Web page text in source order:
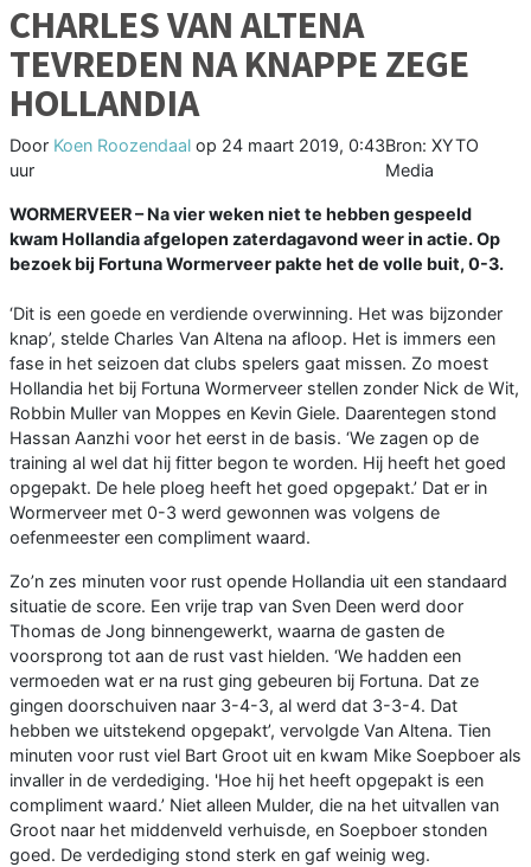
CHARLES VAN ALTENA
TEVREDEN NA KNAPPE ZEGE
HOLLANDIA
Door Koen Roozendaal op 24 maart 2019, 0:43
uur
Bron: XYTO
Media
WORMERVEER –Na vier weken niet te hebben gespeeld
kwam Hollandia afgelopen zaterdagavond weer in actie. Op
bezoek bij Fortuna Wormerveer pakte het de volle buit, 0-3.
‘Dit is een goede en verdiende overwinning. Het was bijzonder
knap’, stelde Charles Van Altena na afloop. Het is immers een
fase in het seizoen dat clubs spelers gaat missen. Zo moest
Hollandia het bij Fortuna Wormerveer stellen zonder Nick de Wit,
Robbin Muller van Moppes en Kevin Giele. Daarentegen stond
Hassan Aanzhi voor het eerst in de basis. ‘We zagen op de
training al wel dat hij fitter begon te worden. Hij heeft het goed
opgepakt. De hele ploeg heeft het goed opgepakt.’ Dat er in
Wormerveer met 0-3 werd gewonnen was volgens de
oefenmeester een compliment waard.
Zo’n zes minuten voor rust opende Hollandia uit een standaard
situatie de score. Een vrije trap van Sven Deen werd door
Thomas de Jong binnengewerkt, waarna de gasten de
voorsprong tot aan de rust vast hielden. ‘We hadden een
vermoeden wat er na rust ging gebeuren bij Fortuna. Dat ze
gingen doorschuiven naar 3-4-3, al werd dat 3-3-4. Dat
hebben we uitstekend opgepakt’, vervolgde Van Altena. Tien
minuten voor rust viel Bart Groot uit en kwam Mike Soepboer als
invaller in de verdediging. 'Hoe hij het heeft opgepakt is een
compliment waard.’ Niet alleen Mulder, die na het uitvallen van
Groot naar het middenveld verhuisde, en Soepboer stonden
goed. De verdediging stond sterk en gaf weinig weg.